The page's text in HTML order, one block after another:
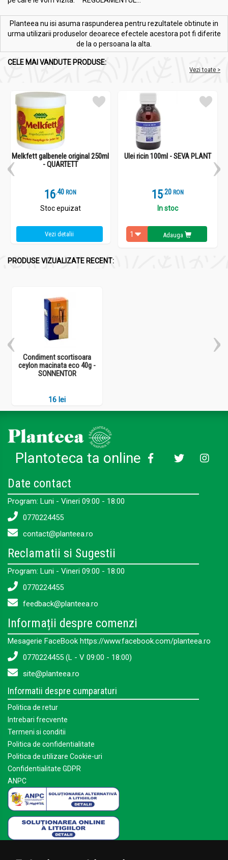
Planteea nu isi asuma raspunderea pentru rezultatele obtinute in
urma utilizarii produselor deoarece efectele acestora pot fi diferite
de la o persoana la alta.
CELE MAI VANDUTE PRODUSE:
Vezi toate >
Melkfett galbenele original 250ml
- QUARTETT
16.4 RON
Stoc epuizat
Vezi detalii
Ulei ricin 100ml - SEVA PLANT
15.2 RON
In stoc
Adauga
PRODUSE VIZUALIZATE RECENT:
Condiment scortisoara
ceylon macinata eco 40g -
SONNENTOR
16 lei
Plantoteca ta online
Date contact
Program: Luni - Vineri 09:00 - 18:00
0770224455
contact@planteea.ro
Reclamatii si Sugestii
Program: Luni - Vineri 09:00 - 18:00
0770224455
feedback@planteea.ro
Informații despre comenzi
Mesagerie FaceBook https://www.facebook.com/planteea.ro
0770224455 (L - V 09:00 - 18:00)
site@planteea.ro
Informatii despre cumparaturi
Politica de retur
Intrebari frecvente
Termeni si conditii
Politica de confidentialitate
Politica de utilizare Cookie-uri
Confidentialitate GDPR
ANPC